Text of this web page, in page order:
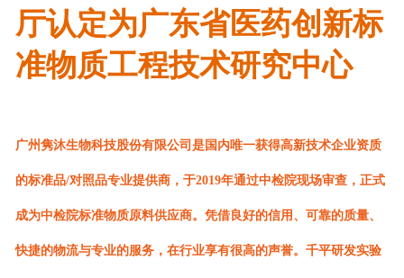
厅认定为广东省医药创新标
准物质工程技术研究中心
广州隽沐生物科技股份有限公司是国内唯一获得高新技术企业资质
的标准品/对照品专业提供商，于2019年通过中检院现场审查，正式
成为中检院标准物质原料供应商。凭借良好的信用、可靠的质量、
快捷的物流与专业的服务，在行业享有很高的声誉。千平研发实验